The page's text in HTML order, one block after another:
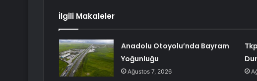
İlgili Makaleler
Anadolu Otoyolu’nda Bayram
Yoğunluğu
Ağustos 7, 2026